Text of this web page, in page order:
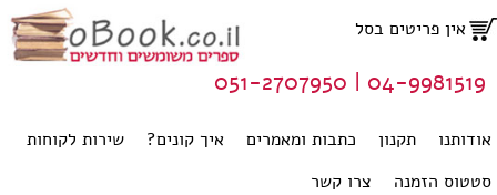
אין פריטים בסל
אודותנו תקנון כתבות ומאמרים איך קונים?
שירות לקוחות
סטטוס הזמנה
צרו קשר
04-9981519 | 051-2707950